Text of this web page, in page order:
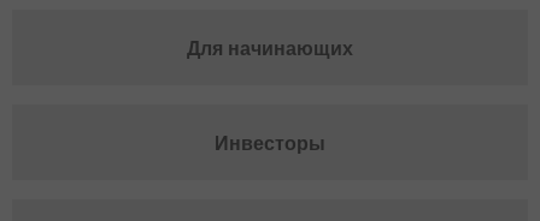
Для начинающих
Инвесторы